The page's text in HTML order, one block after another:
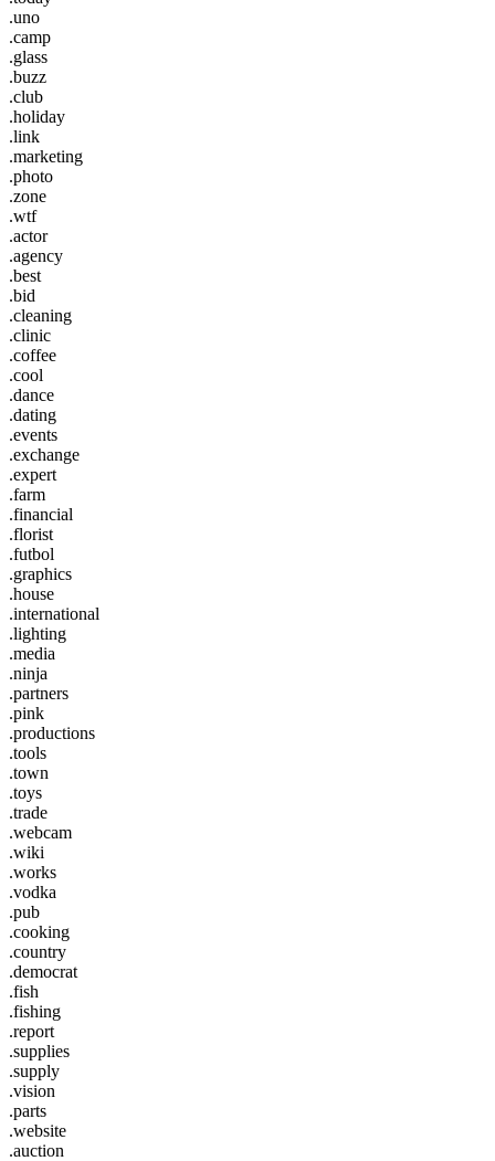
.uno
.camp
.glass
.buzz
.club
.holiday
.link
.marketing
.photo
.zone
.wtf
.actor
.agency
.best
.bid
.cleaning
.clinic
.coffee
.cool
.dance
.dating
.events
.exchange
.expert
.farm
.financial
.florist
.futbol
.graphics
.house
.international
.lighting
.media
.ninja
.partners
.pink
.productions
.tools
.town
.toys
.trade
.webcam
.wiki
.works
.vodka
.pub
.cooking
.country
.democrat
.fish
.fishing
.report
.supplies
.supply
.vision
.parts
.website
.auction